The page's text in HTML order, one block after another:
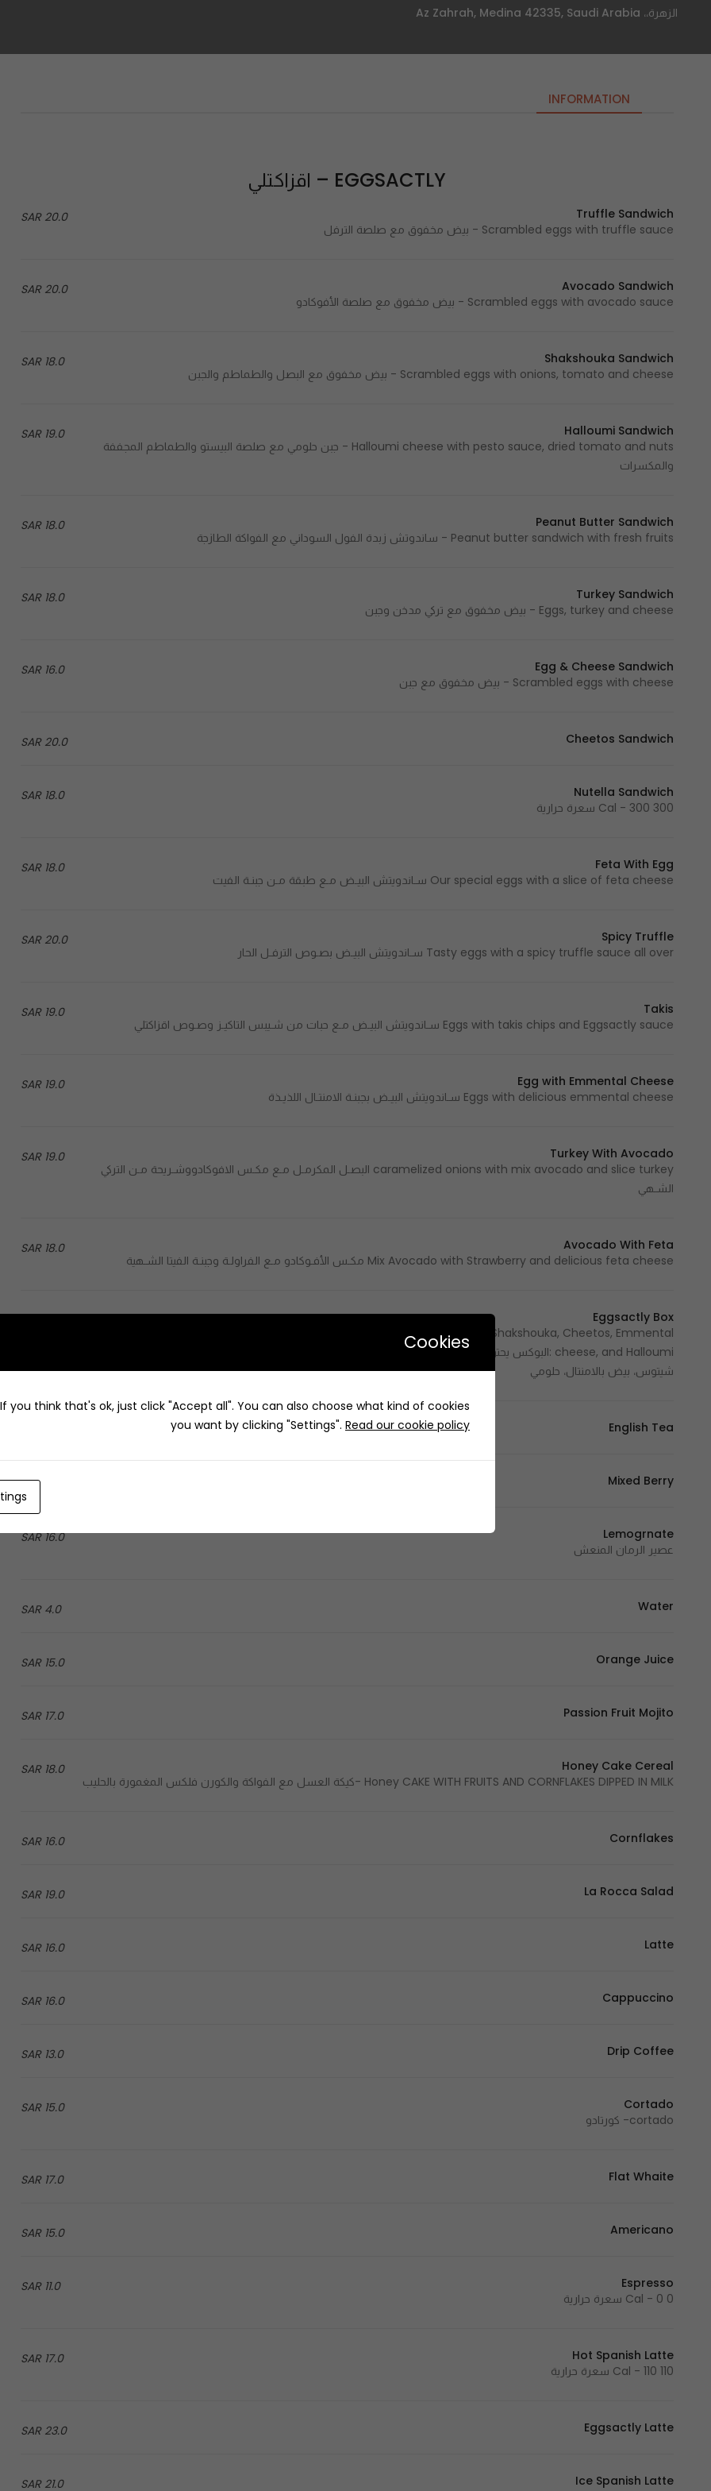
الزهرة،، Az Zahrah, Medina 42335, Saudi Arabia
INFORMATION
EGGSACTLY – اقزاكتلي
20.0 SAR
Truffle Sandwich
Scrambled eggs with truffle sauce - بيض مخفوق مع صلصة الترفل
20.0 SAR
Avocado Sandwich
Scrambled eggs with avocado sauce - بيض مخفوق مع صلصة الأفوكادو
18.0 SAR
Shakshouka Sandwich
Scrambled eggs with onions, tomato and cheese - بيض مخفوق مع البصل والطماطم والجبن
19.0 SAR
Halloumi Sandwich
Halloumi cheese with pesto sauce, dried tomato and nuts - جبن حلومي مع صلصة البيستو والطماطم المجففة
والمكسرات
18.0 SAR
Peanut Butter Sandwich
Peanut butter sandwich with fresh fruits - ساندوتش زبدة الفول السوداني مع الفواكة الطازجة
18.0 SAR
Turkey Sandwich
Eggs, turkey and cheese - بيض مخفوق مع تركي مدخن وجبن
16.0 SAR
Egg & Cheese Sandwich
Scrambled eggs with cheese - بيض مخفوق مع جبن
20.0 SAR Cheetos Sandwich
18.0 SAR
Nutella Sandwich
300 Cal - 300 سعرة حرارية
18.0 SAR
Feta With Egg
Our special eggs with a slice of feta cheese سـاندويتش البيـض مـع طبقة مـن جبنـة الفيت
20.0 SAR
Spicy Truffle
Tasty eggs with a spicy truffle sauce all over سـاندويتش البیـض بصـوص الترفـل الحار
19.0 SAR
Takis
Eggs with takis chips and Eggsactly sauce سـاندويتش البيـض مـع حبات من شـيبس التاكيـز وصـوص اقزاكتلي
19.0 SAR
Egg with Emmental Cheese
Eggs with delicious emmental cheese سـاندويتش البیـض بجبنـة الامنتـال اللذيـذة
19.0 SAR
Turkey With Avocado
caramelized onions with mix avocado and slice turkey البصـل المكرمـل مـع مكـس الافوكادووشـريحة مـن التركي
الشـهي
18.0 SAR
Avocado With Feta
Mix Avocado with Strawberry and delicious feta cheese مكـس الأفـوكادو مـع الفراولـة وجبنـة الفیتا الشـهية
Eggsactly Box
Box contain 6 different sandwiches & 3 sauces: Truffle, Spicy Truffle, Shakshouka, Cheetos, Emmental
شيتوس، بيض بالامنتال، حلومي
English Tea
Mixed Berry
16.0 SAR
Lemogrnate
عصير الرمان المنعش
4.0 SAR Water
15.0 SAR Orange Juice
17.0 SAR Passion Fruit Mojito
18.0 SAR
Honey Cake Cereal
Honey CAKE WITH FRUITS AND CORNFLAKES DIPPED IN MILK -كيكة العسل مع الفواكة والكورن فلكس المغمورة بالحليب
16.0 SAR Cornflakes
19.0 SAR La Rocca Salad
16.0 SAR Latte
16.0 SAR Cappuccino
13.0 SAR Drip Coffee
15.0 SAR
Cortado
cortado- كورتادو
17.0 SAR Flat Whaite
15.0 SAR Americano
11.0 SAR
Espresso
0 Cal - 0 سعرة حرارية
17.0 SAR
Hot Spanish Latte
110 Cal - 110 سعرة حرارية
23.0 SAR Eggsactly Latte
21.0 SAR Ice Spanish Latte
Cookies
you think that's ok, just click "Accept all". You can also choose what kind of cookies
you want by clicking "Settings". Read our cookie policy